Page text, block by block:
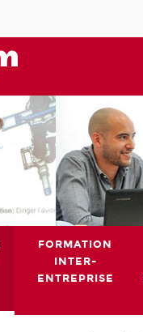
FORMATION
INTER-
ENTREPRISE